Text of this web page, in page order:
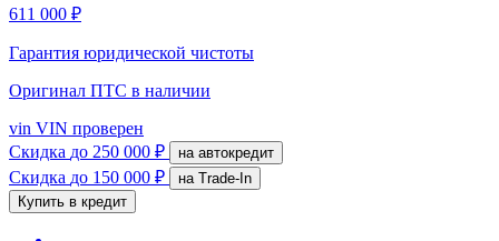
611 000 ₽
Гарантия юридической чистоты
Оригинал ПТС в наличии
vin VIN проверен
Скидка до 250 000 ₽ на автокредит
Скидка до 150 000 ₽
на Trade-In
Купить в кредит